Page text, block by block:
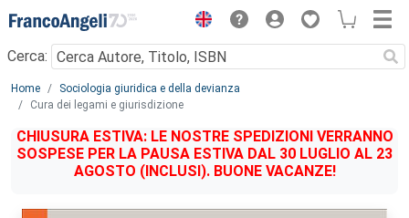
Menu
Cerca:
Main content
Home
Sociologia giuridica e della devianza
Cura dei legami e giurisdizione
CHIUSURA ESTIVA: LE NOSTRE SPEDIZIONI VERRANNO
SOSPESE PER LA PAUSA ESTIVA DAL 30 LUGLIO AL 23
AGOSTO (INCLUSI). BUONE VACANZE!